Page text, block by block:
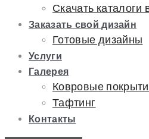
Скачать каталоги
Заказать свой дизайн
Готовые дизайны
Услуги
Галерея
Ковровые
Тафтинг
Контакты